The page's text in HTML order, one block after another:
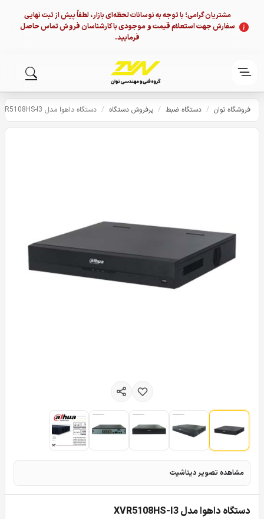
مشتریان گرامی؛ با توجه به نوسانات لحظه‌ای بازار، لطفاً پیش از ثبت نهایی
سفارش جهت استعلام قیمت و موجودی با کارشناسان فروش تماس حاصل
فرمایید.
فروشگاه توان / دستگاه ضبط / پرفروش دستگاه / دستگاه داهوا مدل XVR5108HS-I3
مشاهده تصویر دیتاشیت
دستگاه داهوا مدل XVR5108HS-I3